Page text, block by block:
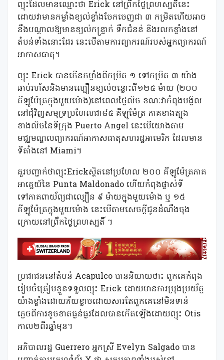
ព្យុះដែលមានឈ្មោះថា Erick នៅព្រឹកថ្ងៃព្រហស្បតិ៍នេះ
ដោយវាមានកម្លាំងខ្យល់ខ្លាំងចែកចេញជា ៣ កម្រិតហើយអាច
នឹងបណ្តាលឱ្យមានខ្យល់កន្រ្ទាក់ ទឹកជំនន់ និងរលកខ្លាំងនៅ
តំបន់ទាំងនោះដែរ នេះបើតាមការព្យាករណ៍របស់អ្នកព្យាករណ៍
អាកាសធាតុ។
ព្យុះ Erick បានកើនកម្លាំងពីកម្រិត ១ ទៅកម្រិត ៣ យ៉ាង
ឆាប់រហ័សនិងមានល្បឿនខ្យល់ចន្លោះពី១២៥ ម៉ាយ (២០០
គីឡូម៉ែត្រក្នុងមួយម៉ោង)នៅពេលថ្ងៃលិច ខណៈវាកំពុងបង្វិល
នៅជុំវិញសមុទ្រប្រហែលជា៨៥ គីឡូម៉ែត្រ ភាគខាងត្បូង
ខាងលិចនៃទីក្រុង Puerto Angel នេះបើយោងតាម
មជ្ឈមណ្ឌលព្យាករណ៍អាកាសធាតុសហរដ្ឋអាមេរិក ដែលមាន
ទីតាំងនៅ Miami។
គួរបញ្ជាក់ថាព្យុះErickស្ថិតនៅប្រហែល ២០០ គីឡូម៉ែត្រភាគ
អាគ្នេយ៍នៃ Punta Maldonado ហើយកំពុងផ្លាស់ទី
ទៅភាគពាយ័ព្យជាល្បឿន ៩ ម៉ាយក្នុងមួយម៉ោង ឬ ១៥
គីឡូម៉ែត្រក្នុងមួយម៉ោង នេះបើតាមសេចក្ដីជូនដំណឹងចុង
ក្រោយនៅព្រឹកថ្ងៃព្រហស្បតិ៍ ។
ប្រជាជននៅតំបន់ Acapulco បាននិយាយថា៖ ពួកគេកំពុង
រៀបចំត្រៀមខ្លួនទទួលព្យុះ Erick ដោយមានការប្រុងប្រយ័ត្ន
យ៉ាងខ្លាំងដោយភ័យខ្លាចដោយសារតែពួកគេនៅមិនទាន់
ភ្លេចពីការខូចខាតធ្ងន់ធ្ងរដែលបានកើតឡើងដោយព្យុះ Otis
កាល២ពីរឆ្នាំមុន។
អភិបាលរដ្ឋ Guerrero អ្នកស្រី Evelyn Salgado បាន